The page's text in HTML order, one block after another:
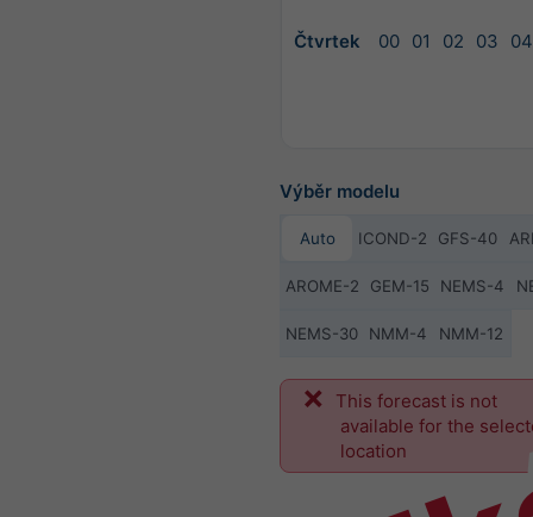
Čtvrtek 00 01 02 03 04
Výběr modelu
Auto ICOND-2 GFS-40
AROME-2 GEM-15 NEMS-4
NEMS-30 NMM-4 NMM-12
This forecast is not
available for the
location